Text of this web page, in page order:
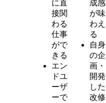
に直
接関
わる
仕事
がで
きる
エン
ドユ
ーザ
ーで
成感
が味
わえ
る
自身
の企
画・
開発
した
改修